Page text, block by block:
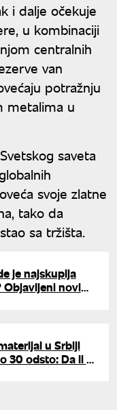
i dalje očekuje
u kombinaciji
centralnih
van
potražnju
metalima u
saveta
svoje zlatne
tako da
sa tržišta.
je najskuplja
Objavljeni novi
u Srbiji
30 odsto: Da li će